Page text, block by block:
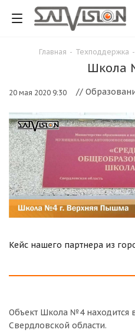
Главная - Техподдержка -
Школа
20 мая 2020 9:30 //
Кейс нашего партнера из
Объект Школа №4 находится
Свердловской области.